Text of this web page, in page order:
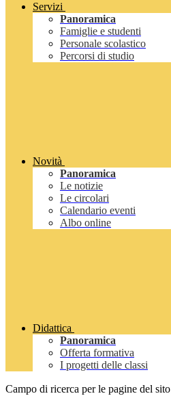
Servizi
Panoramica
Famiglie e studenti
Personale scolastico
Percorsi di studio
Novità
Panoramica
Le notizie
Le circolari
Calendario eventi
Albo online
Didattica
Panoramica
Offerta formativa
I progetti delle classi
Campo di ricerca per le pagine del sito